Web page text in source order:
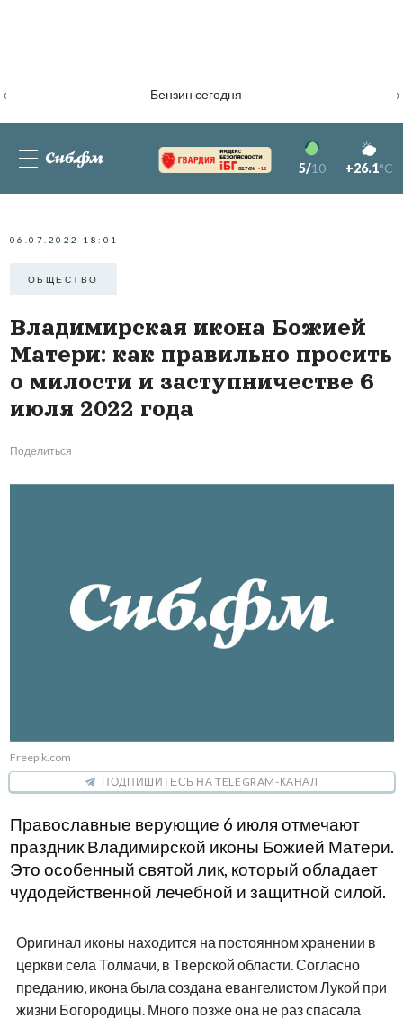
Бензин сегодня
‹ ›
82.76% -1.2 5/10 +26.1°C
06.07.2022 18:01
ОБЩЕСТВО
Владимирская икона Божией
Матери: как правильно просить
о милости и заступничестве 6
июля 2022 года
Поделиться
Freepik.com
ПОДПИШИТЕСЬ НА TELEGRAM-КАНАЛ
Православные верующие 6 июля отмечают
праздник Владимирской иконы Божией Матери.
Это особенный святой лик, который обладает
чудодейственной лечебной и защитной силой.
Оригинал иконы находится на постоянном хранении в
церкви села Толмачи, в Тверской области. Согласно
преданию, икона была создана евангелистом Лукой при
жизни Богородицы. Много позже она не раз спасала